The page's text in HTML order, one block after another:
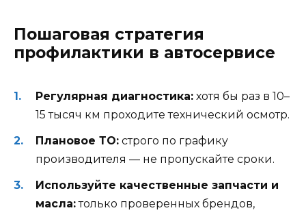
Пошаговая стратегия
профилактики в автосервисе
Регулярная диагностика: хотя бы раз в 10–
15 тысяч км проходите технический осмотр.
Плановое ТО: строго по графику
производителя — не пропускайте сроки.
Используйте качественные запчасти и
масла:только проверенных брендов,